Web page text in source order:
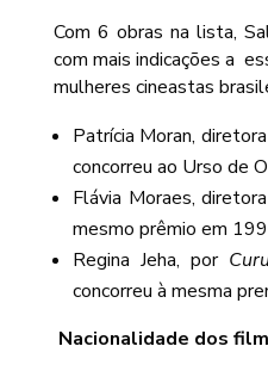
Com 6 obras na lista,
com mais indicações a
mulheres cineastas
Patrícia Moran,
concorreu ao Urso de
Flávia Moraes,
mesmo prêmio em
Regina Jeha, por
concorreu à mesma
Nacionalidade dos